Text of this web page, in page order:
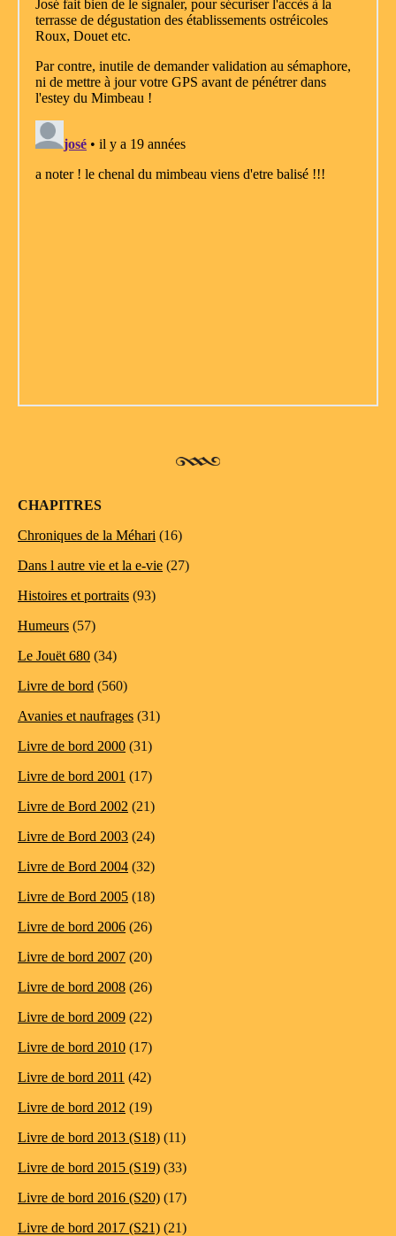
CHAPITRES
Chroniques de la Méhari (16)
Dans l autre vie et la e-vie (27)
Histoires et portraits (93)
Humeurs (57)
Le Jouët 680 (34)
Livre de bord (560)
Avanies et naufrages (31)
Livre de bord 2000 (31)
Livre de bord 2001 (17)
Livre de Bord 2002 (21)
Livre de Bord 2003 (24)
Livre de Bord 2004 (32)
Livre de Bord 2005 (18)
Livre de bord 2006 (26)
Livre de bord 2007 (20)
Livre de bord 2008 (26)
Livre de bord 2009 (22)
Livre de bord 2010 (17)
Livre de bord 2011 (42)
Livre de bord 2012 (19)
Livre de bord 2013 (S18) (11)
Livre de bord 2015 (S19) (33)
Livre de bord 2016 (S20) (17)
Livre de bord 2017 (S21) (21)